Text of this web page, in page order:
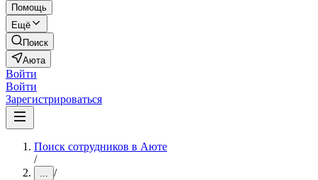
Помощь
Ещё
Поиск
Аюта
Войти
Войти
Зарегистрироваться
Поиск сотрудников в Аюте
/
... /